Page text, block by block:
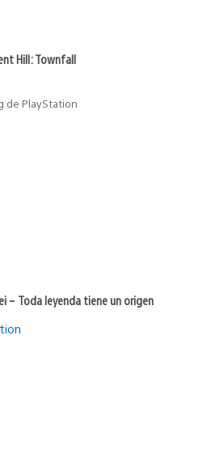
Hill: Townfall
de PlayStation
– Toda leyenda tiene un origen